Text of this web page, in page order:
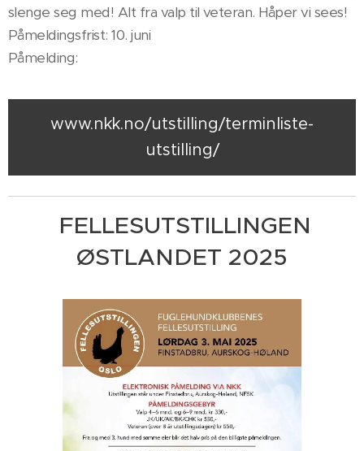
slenge seg med! Alt fra valp til veteran. Håper vi sees!
Påmeldingsfrist: 10. juni
Påmelding:
www.nkk.no/utstilling/terminliste-
utstilling/
FELLESUTSTILLINGEN
ØSTLANDET 2025